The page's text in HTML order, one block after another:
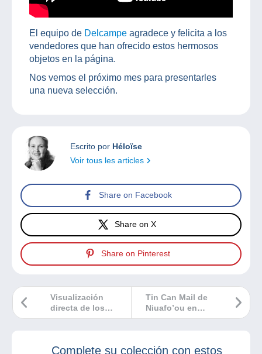
El equipo de Delcampe agradece y felicita a los
vendedores que han ofrecido estos hermosos
objetos en la página.
Nos vemos el próximo mes para presentarles
una nueva selección.
Escrito por Héloïse
Voir tous les articles
Share on Facebook
Share on X
Share on Pinterest
Tin Can Mail de
Niuafo’ou en
Tonga (1937)
Visualización
directa de los
objetos
Complete su colección con estos